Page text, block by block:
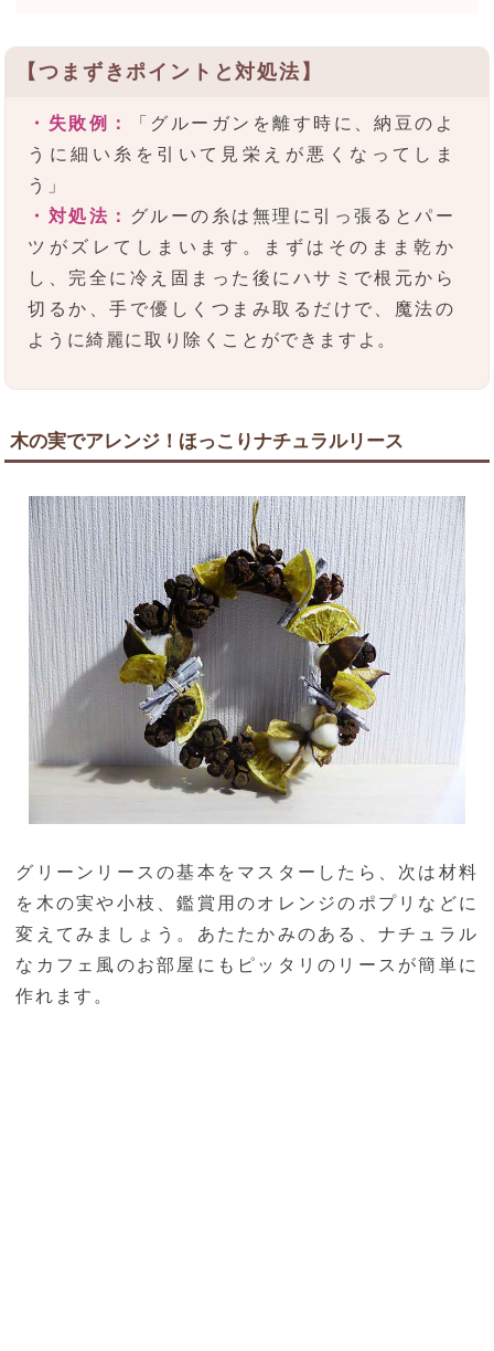
【つまずきポイントと対処法】
・失敗例：
「グルーガンを離す時に、納豆のよ
うに細い糸を引いて見栄えが悪くなってしま
う」
・対処法： グルーの糸は無理に引っ張るとパー
ツがズレてしまいます。まずはそのまま乾か
し、完全に冷え固まった後にハサミで根元から
切るか、手で優しくつまみ取るだけで、魔法の
ように綺麗に取り除くことができますよ。
木の実でアレンジ！ほっこりナチュラルリース
グリーンリースの基本をマスターしたら、次は材料
を木の実や小枝、鑑賞用のオレンジのポプリなどに
変えてみましょう。あたたかみのある、ナチュラル
なカフェ風のお部屋にもピッタリのリースが簡単に
作れます。